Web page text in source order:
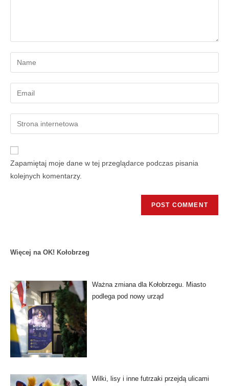
Zapamiętaj moje dane w tej przeglądarce podczas pisania
kolejnych komentarzy.
Więcej na OK! Kołobrzeg
Ważna zmiana dla Kołobrzegu. Miasto
podlega pod nowy urząd
Wilki, lisy i inne futrzaki przejdą ulicami